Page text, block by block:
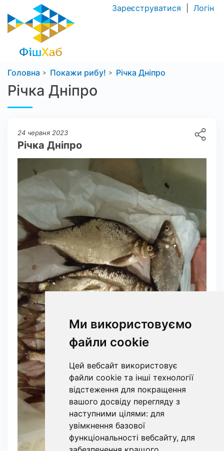
Ми використовуємо
файли cookie
Цей вебсайт використовує
файли cookie та інші технології
відстеження для покращення
вашого досвіду перегляду з
наступними цілями: для
увімкнення базової
функціональності вебсайту, для
Зареєструватися Логін
Головна Покажи рибу! Річка Дніпро
Річка Дніпро
24 червня 2023
Річка Дніпро